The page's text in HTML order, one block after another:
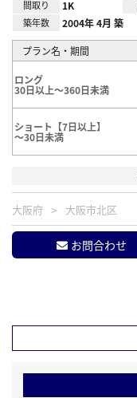
間取り 1K
築年数 2004年 4月 築
プラン名・期間
ロング
30日以上～360日未満
ショート【7日以上】
～30日未満
大阪府 大阪市北区
お問合わせ